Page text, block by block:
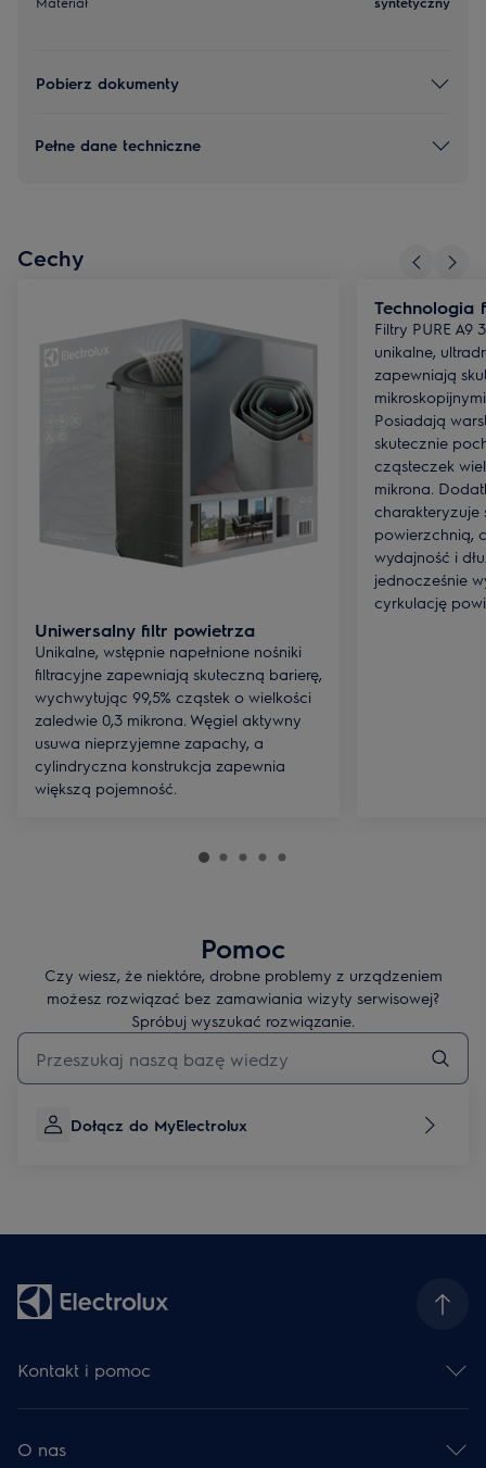
Pobierz dokumenty
Pełne dane techniczne
Cechy
Uniwersalny filtr powietrza
Unikalne, wstępnie napełnione nośniki
filtracyjne zapewniają skuteczną barierę,
wychwytując 99,5% cząstek o wielkości
zaledwie 0,3 mikrona. Węgiel aktywny
usuwa nieprzyjemne zapachy, a
cylindryczna konstrukcja zapewnia
większą pojemność.
Technologia
Filtry PURE A9
unikalne,
zapewniają
Posiadają
skutecznie
cząsteczek
mikrona.
charakteryzuje
powierzchnią,
wydajność i
jednocześnie
cyrkulację
Pomoc
Czy wiesz, że niektóre, drobne problemy z urządzeniem
możesz rozwiązać bez zamawiania wizyty serwisowej?
Spróbuj wyszukać rozwiązanie.
Wpisz, aby wyszukać artykuł dotyczący pomocy
Dołącz do MyElectrolux
Kontakt i pomoc
Zarejestruj produkt
Serwis Electrolux
O nas